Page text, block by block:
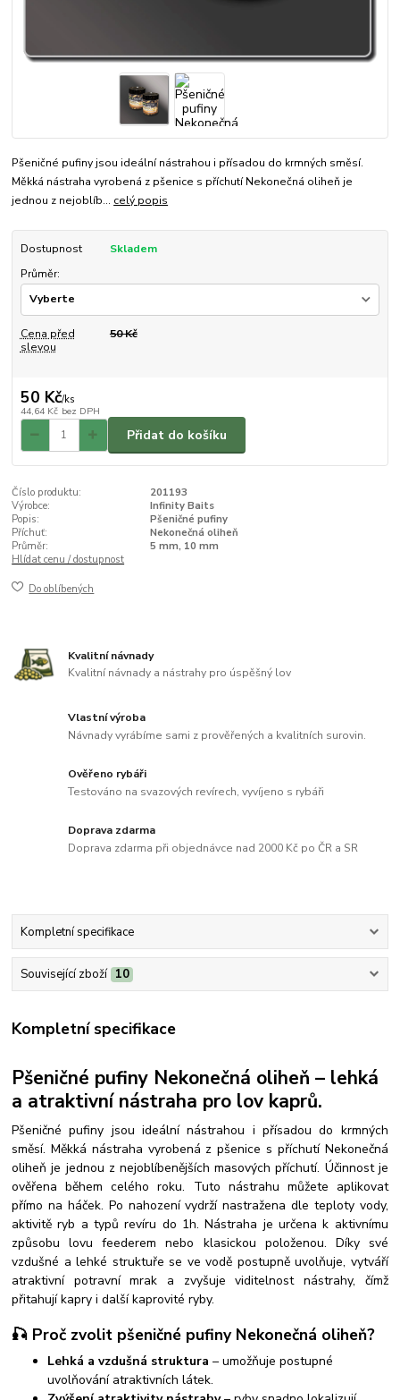
Pšeničné pufiny jsou ideální nástrahou i přísadou do krmných směsí.
Měkká nástraha vyrobená z pšenice s příchutí Nekonečná oliheň je
jednou z nejoblíb... celý popis
Dostupnost
Skladem
Průměr:
Cena před
slevou
50 Kč
50 Kč/ks
44,64 Kč bez DPH
Přidat do košíku
Číslo produktu:
201193
Výrobce:
Infinity Baits
Popis:
Pšeničné pufiny
Příchuť:
Nekonečná oliheň
Průměr:
5 mm, 10 mm
Hlídat cenu / dostupnost
Do oblíbených
Kvalitní návnady
Kvalitní návnady a nástrahy pro úspěšný lov
Vlastní výroba
Návnady vyrábíme sami z prověřených a kvalitních surovin.
Ověřeno rybáři
Testováno na svazových revírech, vyvíjeno s rybáři
Doprava zdarma
Doprava zdarma při objednávce nad 2000 Kč po ČR a SR
Kompletní specifikace
Související zboží 10
Kompletní specifikace
Pšeničné pufiny Nekonečná oliheň – lehká
a atraktivní nástraha pro lov kaprů.
Pšeničné pufiny jsou ideální nástrahou i přísadou do krmných
směsí. Měkká nástraha vyrobená z pšenice s příchutí Nekonečná
oliheň je jednou z nejoblíbenějších masových příchutí. Účinnost je
ověřena během celého roku. Tuto nástrahu můžete aplikovat
přímo na háček. Po nahození vydrží nastražena dle teploty vody,
aktivitě ryb a typů revíru do 1h. Nástraha je určena k aktivnímu
způsobu lovu feederem nebo klasickou položenou. Díky své
vzdušné a lehké struktuře se ve vodě postupně uvolňuje, vytváří
atraktivní potravní mrak a zvyšuje viditelnost nástrahy, čímž
přitahují kapry i další kaprovité ryby.
🎣 Proč zvolit pšeničné pufiny Nekonečná oliheň?
Lehká a vzdušná struktura – umožňuje postupné
uvolňování atraktivních látek.